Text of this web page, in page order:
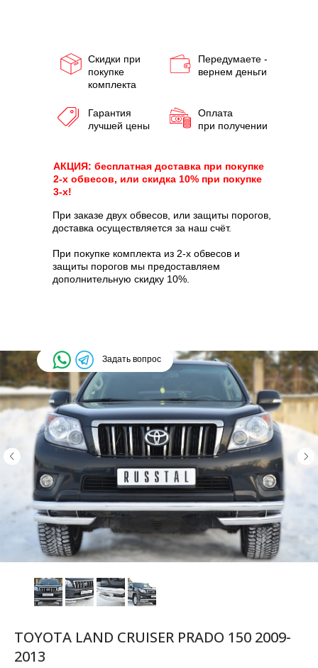
Скидки при
покупке
комплекта
Передумаете -
вернем деньги
Гарантия
лучшей цены
Оплата
при получении
АКЦИЯ: бесплатная доставка при покупке
2-х обвесов, или скидка 10% при покупке
3-х!
При заказе двух обвесов, или защиты порогов,
доставка осуществляется за наш счёт.
При покупке комплекта из 2-х обвесов и
защиты порогов мы предоставляем
дополнительную скидку 10%.
Задать вопрос
TOYOTA LAND CRUISER PRADO 150 2009-
2013